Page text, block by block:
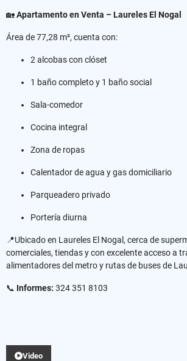
🏡Apartamento en Venta – Laureles El Nogal
Área de 77,28 m², cuenta con:
2 alcobas con clóset
1 baño completo y 1 baño social
Sala-comedor
Cocina integral
Zona de ropas
Calentador de agua y gas domiciliario
Parqueadero privado
Portería diurna
📍Ubicado en Laureles El Nogal, cerca de
comerciales, tiendas y con excelente acceso a
alimentadores del metro y rutas de buses de
📞 Informes: 324 351 8103
Video